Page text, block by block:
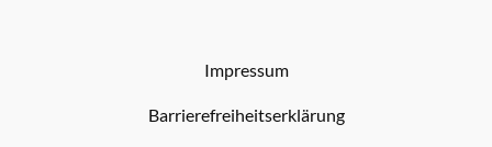
Impressum
Barrierefreiheitserklärung